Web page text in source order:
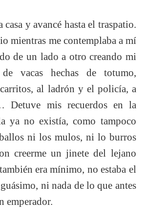
casa y avancé hasta el traspatio.
mientras me contemplaba a mí
de un lado a otro creando mi
vacas hechas de totumo,
al ladrón y el policía, a
Detuve mis recuerdos en la
ya no existía, como tampoco
ni los mulos, ni lo burros
creerme un jinete del lejano
era mínimo, no estaba el
ni nada de lo que antes
emperador.